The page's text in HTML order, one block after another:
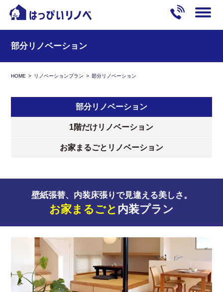
部分リノベーション
HOME リノベーションプラン 部分リノベーション
部分リノベーション
1階だけリノベーション
お家まるごとリノベーション
壁紙張替、内装床張りで見違える美しさ。
お家まるごと 内装プラン